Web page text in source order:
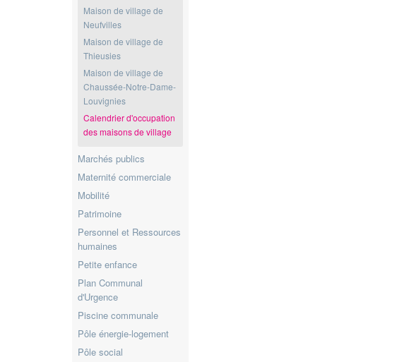
Maison de village de
Neufvilles
Maison de village de
Thieusies
Maison de village de
Chaussée-Notre-Dame-
Louvignies
Calendrier d'occupation
des maisons de village
Marchés publics
Maternité commerciale
Mobilité
Patrimoine
Personnel et Ressources
humaines
Petite enfance
Plan Communal
d'Urgence
Piscine communale
Pôle énergie-logement
Pôle social